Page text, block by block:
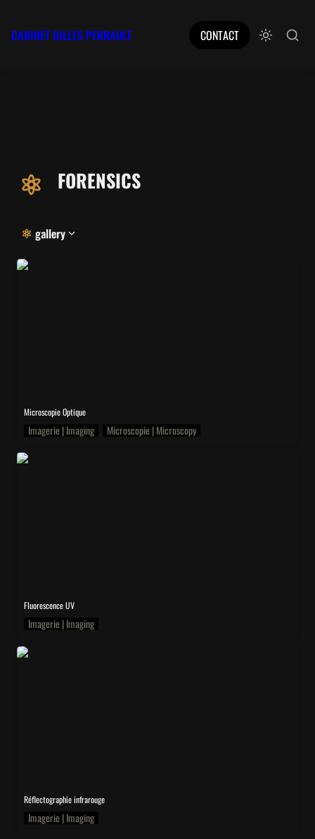
CABINET GILLES PERRAULT CONTACT
FORENSICS
gallery
OM
Microscopie Optique
Imagerie | Imaging Microscopie | Microscopy
UV
Fluorescence UV
Imagerie | Imaging
IRR
Réflectographie infrarouge
Imagerie | Imaging